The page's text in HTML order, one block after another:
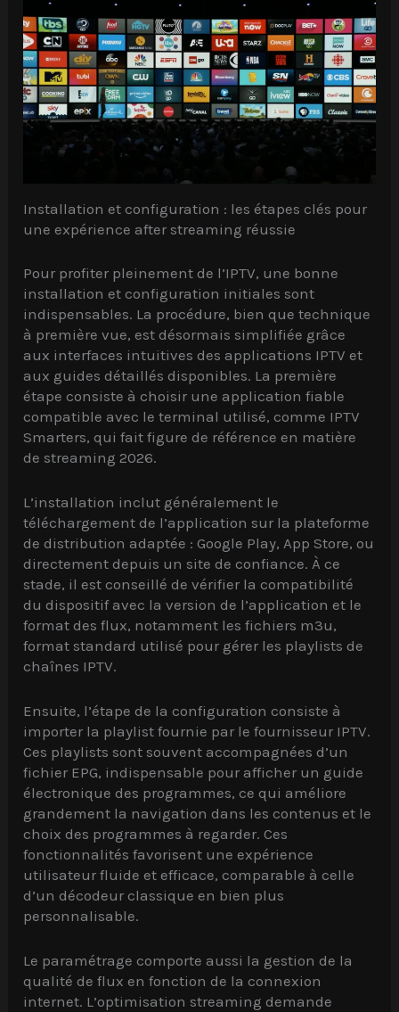
Installation et configuration : les étapes clés pour
une expérience after streaming réussie
Pour profiter pleinement de l’IPTV, une bonne
installation et configuration initiales sont
indispensables. La procédure, bien que technique
à première vue, est désormais simplifiée grâce
aux interfaces intuitives des applications IPTV et
aux guides détaillés disponibles. La première
étape consiste à choisir une application fiable
compatible avec le terminal utilisé, comme IPTV
Smarters, qui fait figure de référence en matière
de streaming 2026.
L’installation inclut généralement le
téléchargement de l’application sur la plateforme
de distribution adaptée : Google Play, App Store, ou
directement depuis un site de confiance. À ce
stade, il est conseillé de vérifier la compatibilité
du dispositif avec la version de l’application et le
format des flux, notamment les fichiers m3u,
format standard utilisé pour gérer les playlists de
chaînes IPTV.
Ensuite, l’étape de la configuration consiste à
importer la playlist fournie par le fournisseur IPTV.
Ces playlists sont souvent accompagnées d’un
fichier EPG, indispensable pour afficher un guide
électronique des programmes, ce qui améliore
grandement la navigation dans les contenus et le
choix des programmes à regarder. Ces
fonctionnalités favorisent une expérience
utilisateur fluide et efficace, comparable à celle
d’un décodeur classique en bien plus
personnalisable.
Le paramétrage comporte aussi la gestion de la
qualité de flux en fonction de la connexion
internet. L’optimisation streaming demande